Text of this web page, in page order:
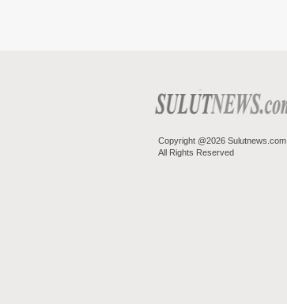
Copyright @2026 Sulutnews.com
All Rights Reserved